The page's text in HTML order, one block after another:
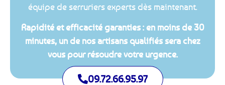
équipe de serruriers experts dès maintenant.
Rapidité et efficacité garanties : en moins de 30
minutes, un de nos artisans qualifiés sera chez
vous pour résoudre votre urgence.
09.72.66.95.97